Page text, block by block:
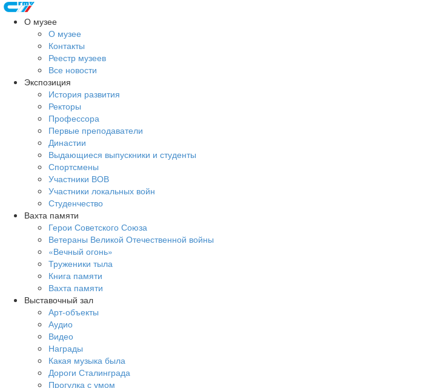
О музее
О музее
Контакты
Реестр музеев
Все новости
Экспозиция
История развития
Ректоры
Профессора
Первые преподаватели
Династии
Выдающиеся выпускники и студенты
Спортсмены
Участники ВОВ
Участники локальных войн
Студенчество
Вахта памяти
Герои Советского Союза
Ветераны Великой Отечественной войны
«Вечный огонь»
Труженики тыла
Книга памяти
Вахта памяти
Выставочный зал
Арт-объекты
Аудио
Видео
Награды
Какая музыка была
Дороги Сталинграда
Прогулка с умом